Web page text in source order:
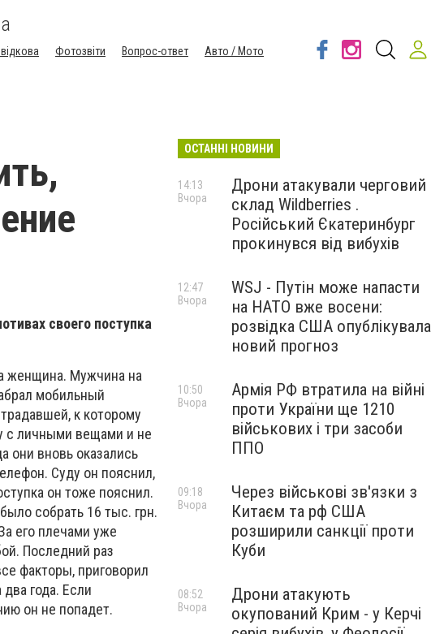
Фотозвіти Вопрос-ответ
Авто / Мото
своего поступка
женщина. Мужчина на
мобильный
к которому
с личными вещами и не
они вновь оказались
Суду он пояснил,
он тоже пояснил.
собрать 16 тыс. грн.
его плечами уже
Последний раз
факторы, приговорил
года. Если
он не попадет.
ОСТАННІ НОВИНИ
Дрони атакували черговий
склад Wildberries .
Російський Єкатеринбург
прокинувся від вибухів
14:13
Вчора
WSJ - Путін може напасти
на НАТО вже восени:
розвідка США опублікувала
новий прогноз
12:47
Вчора
Армія РФ втратила на війні
проти України ще 1210
військових і три засоби
ППО
10:50
Вчора
Через військові зв'язки з
Китаєм та рф США
розширили санкції проти
Куби
09:18
Вчора
Дрони атакують
окупований Крим - у Керчі
08:52
Вчора